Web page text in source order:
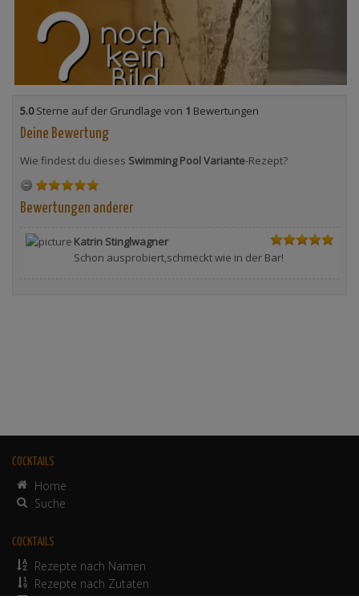
5.0Sterne auf der Grundlage von 1 Bewertungen
Deine Bewertung
Wie findest du dieses Swimming Pool Variante-Rezept?
Bewertungen anderer
Katrin Stinglwagner
Schon ausprobiert,schmeckt wie in der Bar!
COCKTAILS
Home
Suche
COCKTAILS
Rezepte nach Namen
Rezepte nach Zutaten